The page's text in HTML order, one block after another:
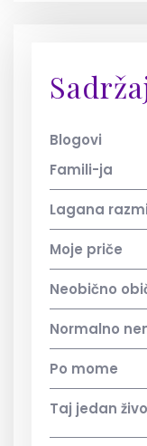
Blogovi
Famili-ja
Lagana
Moje priče
Neobično
Normalno
Po mome
Taj jedan